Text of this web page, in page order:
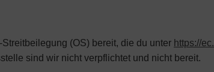
(OS) bereit, die du unter https://
sind wir nicht verpflichtet und nicht bereit.